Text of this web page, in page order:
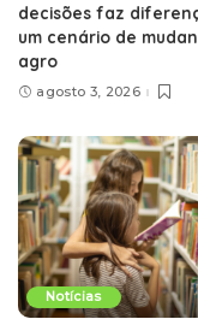
decisões faz
um cenário de
agro
agosto 3, 2026
Notícias